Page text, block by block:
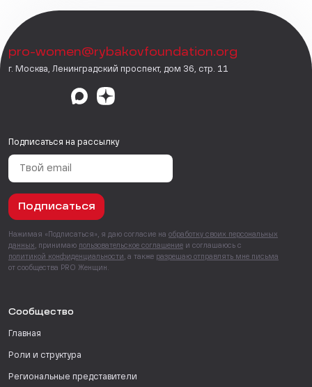
pro-women@rybakovfoundation.org
г. Москва, Ленинградский проспект, дом 36, стр. 11
Подписаться на рассылку
Подписаться
Нажимая «Подписаться», я даю согласие на обработку своих персональных
данных , принимаю пользовательское соглашение и соглашаюсь с
политикой конфиденциальности , а также разрешаю отправлять мне письма
от сообщества PRO Женщин.
Сообщество
Главная
Роли и структура
Региональные представители